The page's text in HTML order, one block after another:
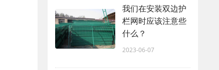
我们在安装双边护
栏网时应该注意些
什么？
2023-06-07